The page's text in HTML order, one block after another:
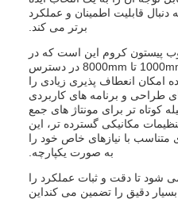
قابلیت اطمینان و عملکرد
برتر می کند.
پیستون کروم این است که در
محدوده طول استاندارد از 1000mm تا 8000mm در دسترس
انعطاف پذیری زیادی را
طراحی و برنامه های کاربردی
کوتاه تر برای مونتاژ های جمع
مکانیکی گسترده تر، این
با نیازهای خاص خود را
به صورت یکپارچه.
شود تا دقت و ثبات عملکرد را
دقیق را تضمین می کنداین